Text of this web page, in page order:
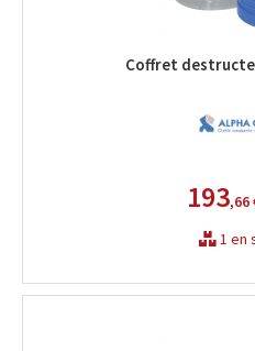
Coffret
193,66
1 en